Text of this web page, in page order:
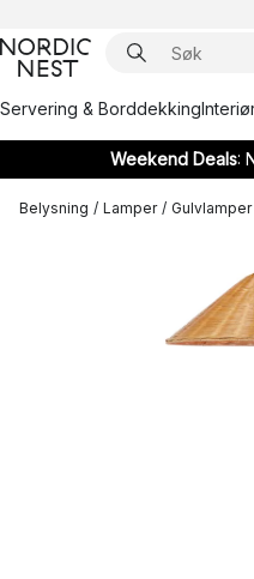
Servering & Borddekking
Weekend Deals:
Belysning / Lamper / Gulvlamper